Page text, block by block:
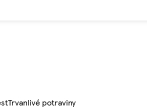
Trvanlivé potraviny